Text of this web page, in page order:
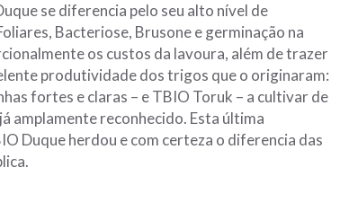
se diferencia pelo seu alto nível de
Bacteriose, Brusone e germinação na
os custos da lavoura, além de trazer
produtividade dos trigos que o originaram:
fortes e claras – e TBIO Toruk – a cultivar de
amplamente reconhecido. Esta última
Duque herdou e com certeza o diferencia das